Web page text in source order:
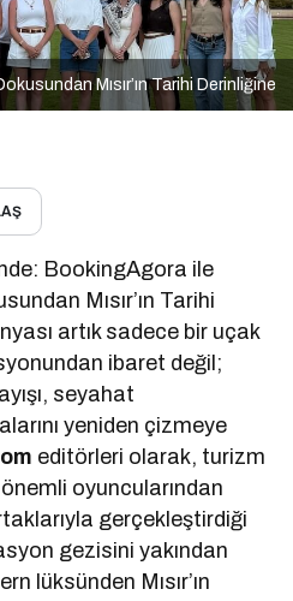
Mısır’ın Tarihi Derinliğine
BookingAgora ile
Mısır’ın Tarihi
artık sadece bir uçak
ibaret değil;
seyahat
yeniden çizmeye
editörleri olarak, turizm
oyuncularından
gerçekleştirdiği
gezisini yakından
lüksünden Mısır’ın